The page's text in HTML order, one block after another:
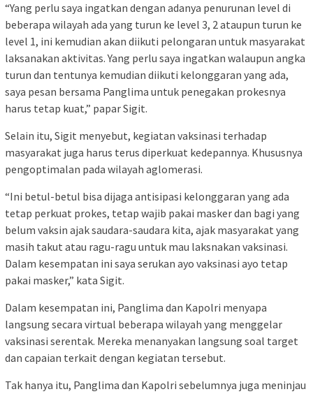
“Yang perlu saya ingatkan dengan adanya penurunan level di
beberapa wilayah ada yang turun ke level 3, 2 ataupun turun ke
level 1, ini kemudian akan diikuti pelongaran untuk masyarakat
laksanakan aktivitas. Yang perlu saya ingatkan walaupun angka
turun dan tentunya kemudian diikuti kelonggaran yang ada,
saya pesan bersama Panglima untuk penegakan prokesnya
harus tetap kuat,” papar Sigit.
Selain itu, Sigit menyebut, kegiatan vaksinasi terhadap
masyarakat juga harus terus diperkuat kedepannya. Khususnya
pengoptimalan pada wilayah aglomerasi.
“Ini betul-betul bisa dijaga antisipasi kelonggaran yang ada
tetap perkuat prokes, tetap wajib pakai masker dan bagi yang
belum vaksin ajak saudara-saudara kita, ajak masyarakat yang
masih takut atau ragu-ragu untuk mau laksnakan vaksinasi.
Dalam kesempatan ini saya serukan ayo vaksinasi ayo tetap
pakai masker,” kata Sigit.
Dalam kesempatan ini, Panglima dan Kapolri menyapa
langsung secara virtual beberapa wilayah yang menggelar
vaksinasi serentak. Mereka menanyakan langsung soal target
dan capaian terkait dengan kegiatan tersebut.
Tak hanya itu, Panglima dan Kapolri sebelumnya juga meninjau